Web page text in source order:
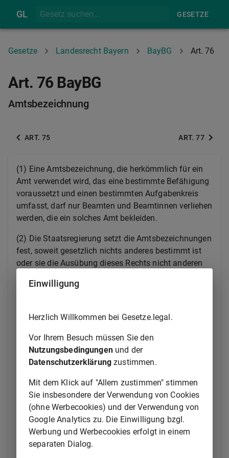
GL GESETZE
Gesetze Landesrecht Bayern BayBG Art. 76
Art. 76 BayBG
Amtsbezeichnung
ART. 75 ART. 77
(1) Eine Amtsbezeichnung, die herkömmlich für ein
Amt verwendet wird, das eine bestimmte Befähigung
voraussetzt und einen bestimmten Aufgabenkreis
umfasst, darf nur Beamten und Beamtinnen verliehen
werden, die ein solches Amt bekleiden.
(2) Die Staatsregierung setzt die Amtsbezeichnungen
fest, soweit gesetzlich nichts anderes bestimmt ist
oder sie die Ausübung dieses Rechts nicht anderen
dürfen sie auch außerhalb des Dienstes
führen.2Nach dem Übertritt in ein anderes Amt darf
die bisherige Amtsbezeichnung nicht mehr geführt
werden; in den Fällen der Versetzung in ein Amt mit
entsprechend.
1Ruhestandsbeamte und Ruhestandsbeamtinnen
dürfen die ihnen bei der Versetzung in den Ruhestand
zustehende Amtsbezeichnung mit dem Zusatz
„außer Dienst (a. D.)“ und die im Zusammenhang mit
Einwilligung
Herzlich Willkommen bei Gesetze.legal.
Vor Ihrem Besuch müssen Sie den
Nutzungsbedingungenund der
Datenschutzerklärung zustimmen.
Mit dem Klick auf "Allem zustimmen" stimmen
Sie insbesondere der Verwendung von Cookies
(ohne Werbecookies) und der Verwendung von
Google Analytics zu. Die Einwilligung bzgl.
Werbung und Werbecookies erfolgt in einem
separaten Dialog.